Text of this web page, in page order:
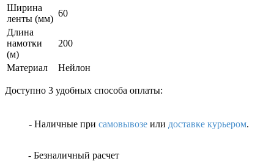
Ширина
ленты (мм)
60
Длина
намотки
(м)
200
Материал Нейлон
Доступно 3 удобных способа оплаты:
- Наличные при самовывозе или доставке курьером.
- Безналичный расчет